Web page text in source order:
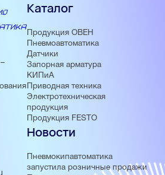
Каталог
Продукция ОВЕН
Пневмоавтоматика
Датчики
Запорная арматура
КИПиА
Приводная техника
Электротехническая
продукция
Продукция FESTO
Новости
Пневмокипавтоматика
запустила розничные продажи